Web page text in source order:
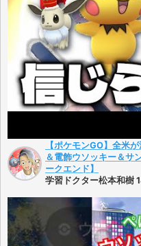
【ポケモンGO】全米
＆電飾ウソッキー＆サ
ークエンド】
学習ドクター松本和樹